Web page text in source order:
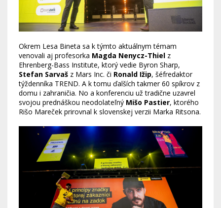
Okrem Lesa Bineta sa k týmto aktuálnym témam
venovali aj profesorka Magda Nenycz-Thiel z
Ehrenberg-Bass Institute, ktorý vedie Byron Sharp,
Stefan Sarvaš z Mars Inc. či Ronald Ižip, šéfredaktor
týždenníka TREND. A k tomu ďalších takmer 60 spíkrov z
domu i zahraničia. No a konferenciu už tradične uzavrel
svojou prednáškou neodolateľný Mišo Pastier, ktorého
Rišo Mareček prirovnal k slovenskej verzii Marka Ritsona.